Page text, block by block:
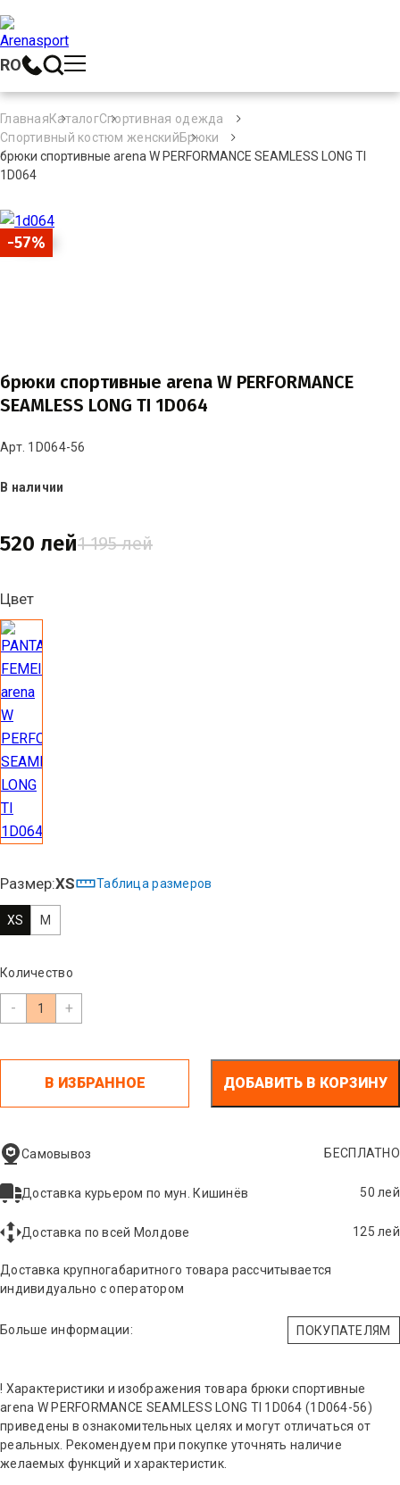
RO
ГлавнаяКаталогСпортивная одежда
Спортивный костюм женскийБрюки
брюки спортивные arena W PERFORMANCE SEAMLESS LONG TI
1D064
-57%
брюки спортивные arena W PERFORMANCE
SEAMLESS LONG TI 1D064
Арт. 1D064-56
В наличии
520 лей1 195 лей
Цвет
Размер:XS Таблица размеров
XS M
Количество
- +
В ИЗБРАННОЕ ДОБАВИТЬ В КОРЗИНУ
Самовывоз БЕСПЛАТНО
Доставка курьером по мун. Кишинёв 50 лей
Доставка по всей Молдове 125 лей
Доставка крупногабаритного товара рассчитывается
индивидуально с оператором
Больше информации: ПОКУПАТЕЛЯМ
! Характеристики и изображения товара брюки спортивные
arena W PERFORMANCE SEAMLESS LONG TI 1D064 (1D064-56)
приведены в ознакомительных целях и могут отличаться от
реальных. Рекомендуем при покупке уточнять наличие
желаемых функций и характеристик.